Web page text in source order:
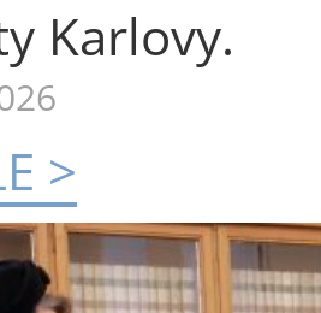
Karlovy.
>